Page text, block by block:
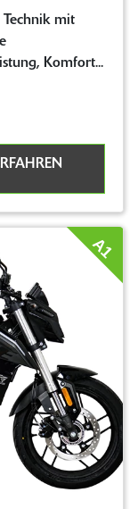
mit
Komfort...
A1